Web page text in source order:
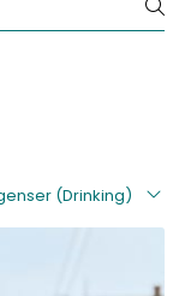
(Drinking)